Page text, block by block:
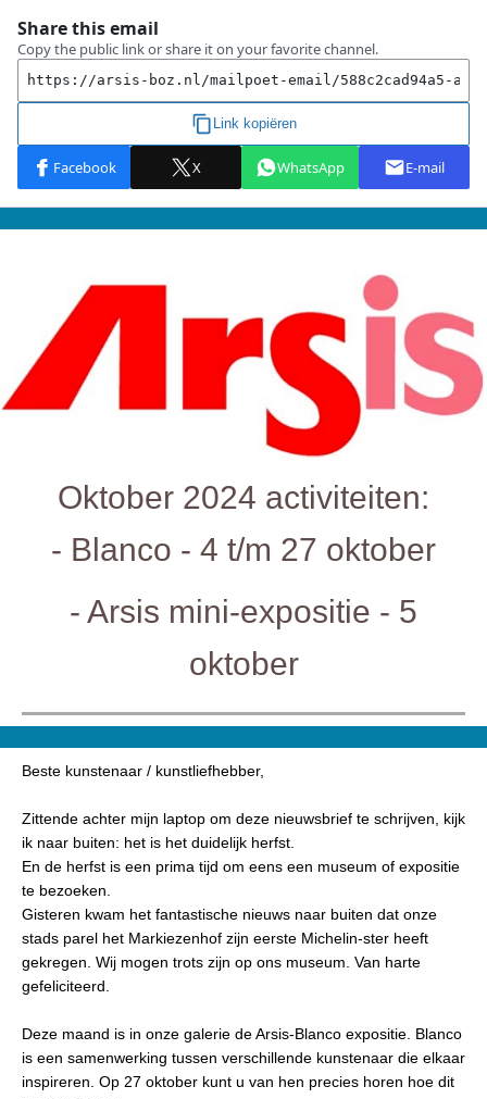
Oktober 2024 activiteiten:
- Blanco - 4 t/m 27 oktober
- Arsis mini-expositie - 5
oktober
Beste kunstenaar / kunstliefhebber,
Zittende achter mijn laptop om deze nieuwsbrief te schrijven, kijk
ik naar buiten: het is het duidelijk herfst.
En de herfst is een prima tijd om eens een museum of expositie
te bezoeken.
Gisteren kwam het fantastische nieuws naar buiten dat onze
stads parel het Markiezenhof zijn eerste Michelin-ster heeft
gekregen. Wij mogen trots zijn op ons museum. Van harte
gefeliciteerd.
Deze maand is in onze galerie de Arsis-Blanco expositie. Blanco
is een samenwerking tussen verschillende kunstenaar die elkaar
inspireren. Op 27 oktober kunt u van hen precies horen hoe dit